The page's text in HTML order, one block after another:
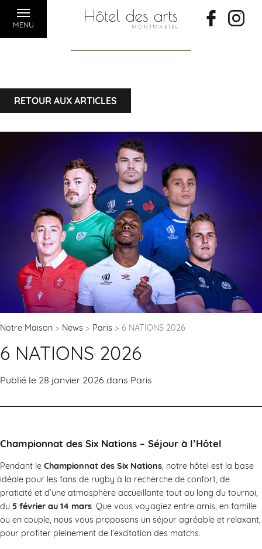
MENU
RETOUR AUX ARTICLES
Notre Maison News Paris 6 NATIONS 2026
6 NATIONS 2026
Publié le 28 janvier 2026 dans Paris
Championnat des Six Nations – Séjour à l’Hôtel
Pendant le Championnat des Six Nations, notre hôtel est la base
idéale pour les fans de rugby à la recherche de confort, de
praticité et d’une atmosphère accueillante tout au long du tournoi,
du 5 février au 14 mars. Que vous voyagiez entre amis, en famille
ou en couple, nous vous proposons un séjour agréable et relaxant,
pour profiter pleinement de l’excitation des matchs.